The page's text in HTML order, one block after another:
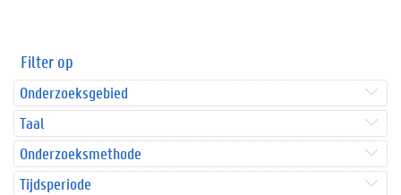
Filter op
Onderzoeksgebied
Taal
Onderzoeksmethode
Tijdsperiode